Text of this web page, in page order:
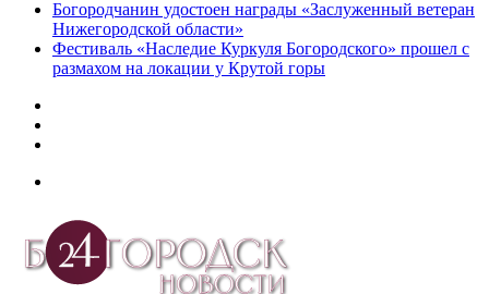
Богородчанин удостоен награды «Заслуженный ветеран
Нижегородской области»
Фестиваль «Наследие Куркуля Богородского» прошел с
размахом на локации у Крутой горы